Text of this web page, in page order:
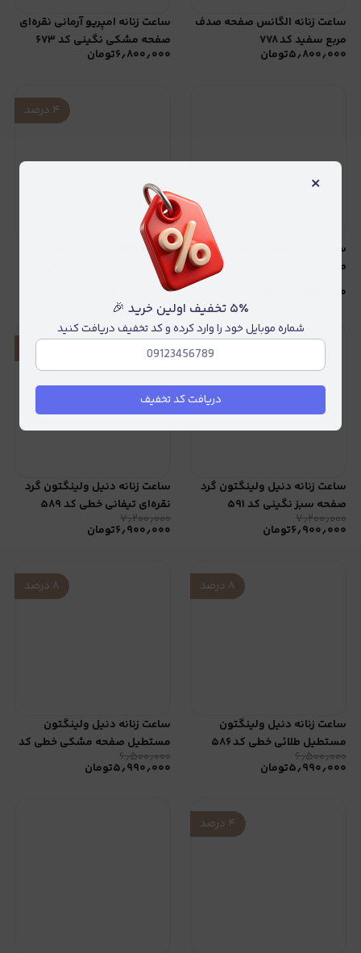
ساعت زنانه الگانس صفحه صدف
مربع سفید کد ۷۷۸
۵٫۸۰۰٫۰۰۰تومان
ساعت زنانه امپریو آرمانی نقره‌ای
صفحه مشکی نگینی کد ۶۷۳
۶٫۸۰۰٫۰۰۰تومان
ساعت زنانه امپریو آرمانی نقره‌ای
صفحه سبز نگینی کد ۶۶۳
۶٫۸۰۰٫۰۰۰
۴ درصد
ساعت زنانه دنیل ولینگتون گرد
طلایی صفحه تیفانی نگینی کد
۶۴۷
۷٫۲۰۰٫۰۰۰
۶٫۹۰۰٫۰۰۰
درصد
ساعت زنانه دنیل ولینگتون گرد
صفحه سبز نگینی کد ۵۹۱
۷٫۲۰۰٫۰۰۰
۶٫۹۰۰٫۰۰۰تومان
درصد
ساعت زنانه دنیل ولینگتون گرد
نقره‌ای تیفانی خطی کد ۵۸۹
۷٫۲۰۰٫۰۰۰
۶٫۹۰۰٫۰۰۰تومان
۸ درصد
ساعت زنانه دنیل ولینگتون
مستطیل طلائی خطی کد ۵۸۶
۶٫۵۰۰٫۰۰۰
۵٫۹۹۰٫۰۰۰تومان
۸ درصد
ساعت زنانه دنیل ولینگتون
مستطیل صفحه مشکی خطی کد
۵۸۵
۶٫۵۰۰٫۰۰۰
۵٫۹۹۰٫۰۰۰تومان
۴ درصد
×
۵٪ تخفیف اولین خرید 🎉
شماره موبایل خود را وارد کرده و کد تخفیف دریافت کنید
دریافت کد تخفیف